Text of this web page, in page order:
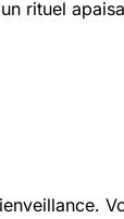
rituel